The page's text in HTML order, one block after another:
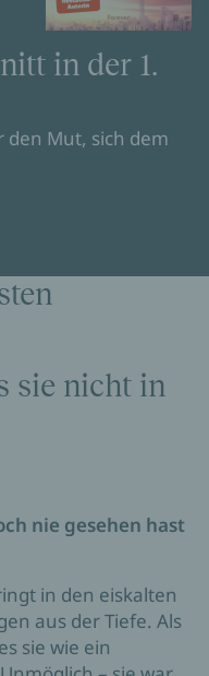
in der 1.
den Mut, sich dem
sie nicht in
nie gesehen hast
in den eiskalten
aus der Tiefe. Als
sie wie ein